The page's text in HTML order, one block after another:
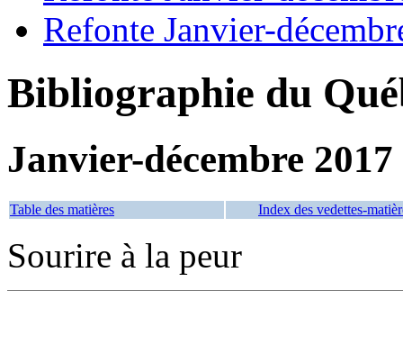
Refonte Janvier-
Bibliographie du
Janvier-décembre 2017
Table des matières Index des vedettes-
Sourire à la peur